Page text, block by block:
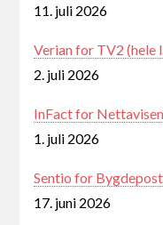
11. juli 2026
Verian for TV2 (hele
2. juli 2026
InFact for
1. juli 2026
Sentio for
17. juni 2026